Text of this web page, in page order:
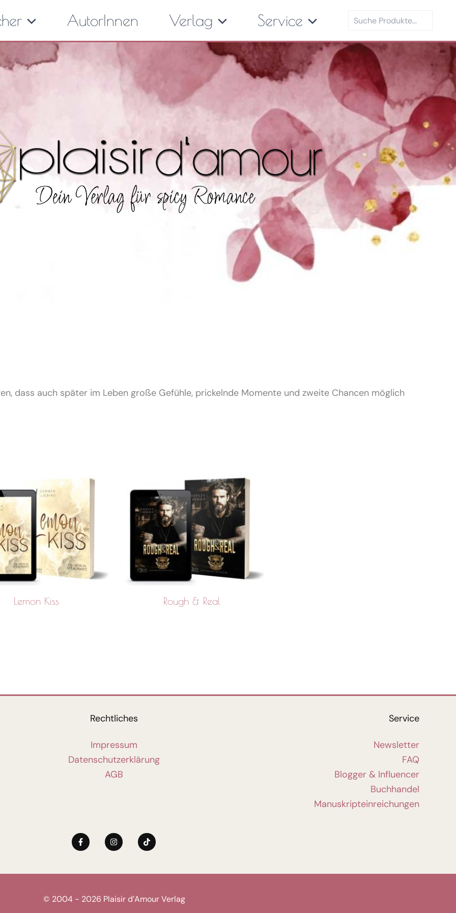
AutorInnen Verlag Service
dass auch später im Leben große Gefühle, prickelnde Momente und zweite Chancen möglich
Lemon Kiss Rough & Real
Rechtliches
Impressum
Datenschutzerklärung
AGB
Service
Newsletter
FAQ
Blogger & Influencer
Buchhandel
Manuskripteinreichungen
© 2004 - 2026 Plaisir d’Amour Verlag